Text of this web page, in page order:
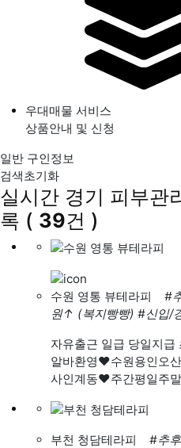
우대매물 서비스
상품안내 및 신청
일반 구인정보
검색초기화
실시간 경기 피부관
록 ( 39건 )
수원 영통 뷰테라피
#
원↑ (복지빵빵) #신입/
자유출근 일급 당일지급
알바환영❤️수원용인오
사인계동❤️주간평일주
부천 청담테라피
#추